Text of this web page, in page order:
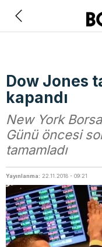
Dow Jones
kapandı
New York
Günü öncesi
tamamladı
Yayınlanma: 22.11.2018 - 09:21